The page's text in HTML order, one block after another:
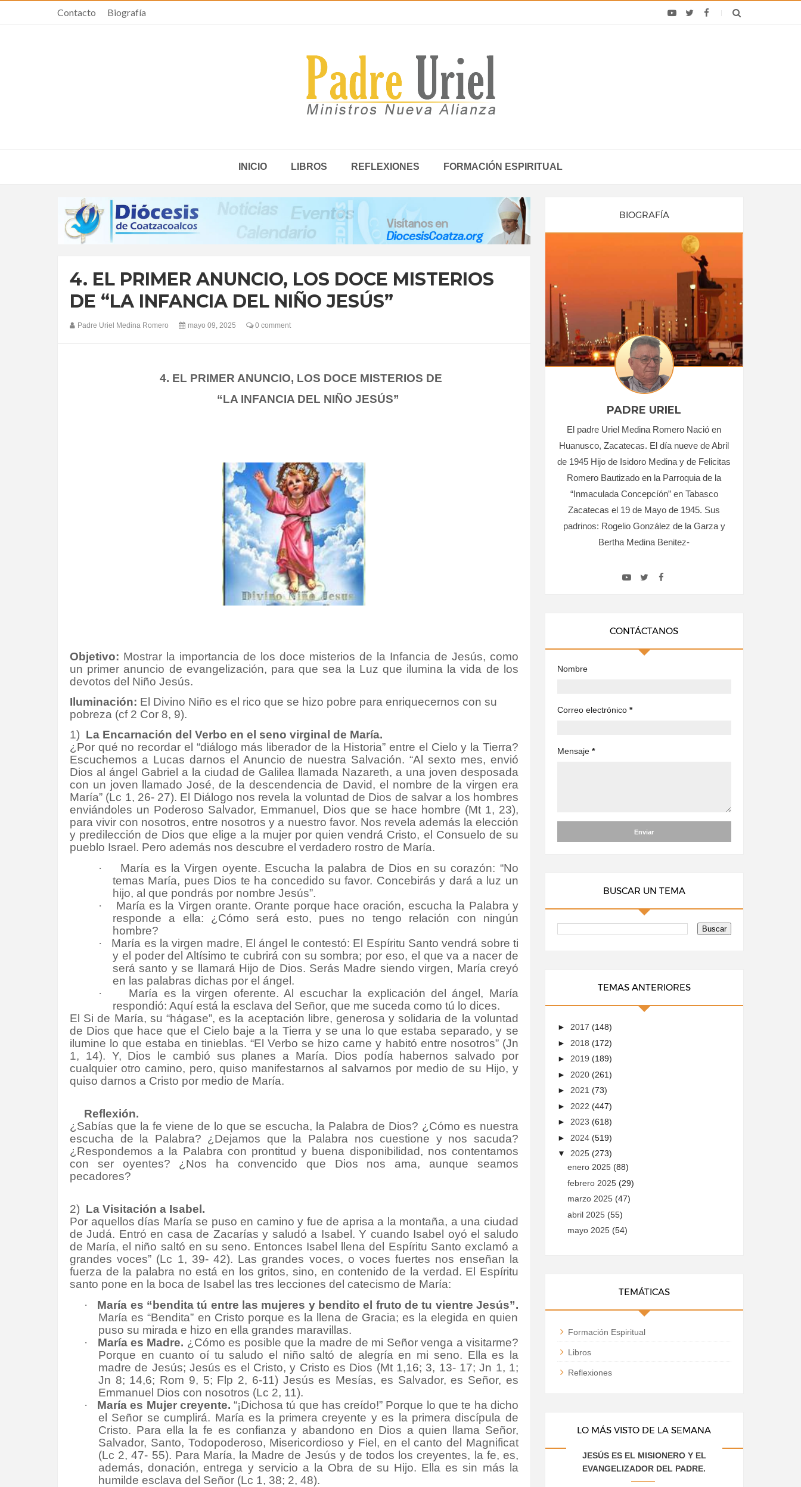
Contacto Biografía
INICIO LIBROS REFLEXIONES FORMACIÓN ESPIRITUAL
4. EL PRIMER ANUNCIO, LOS DOCE MISTERIOS
DE “LA INFANCIA DEL NIÑO JESÚS”
Padre Uriel Medina Romero mayo 09, 2025 0 comment
4. EL PRIMER ANUNCIO, LOS DOCE MISTERIOS DE
“LA INFANCIA DEL NIÑO JESÚS”
Objetivo: Mostrar la importancia de los doce misterios de la Infancia de Jesús, como
un primer anuncio de evangelización, para que sea la Luz que ilumina la vida de los
devotos del Niño Jesús.
Iluminación: El Divino Niño es el rico que se hizo pobre para enriquecernos con su
pobreza (cf 2 Cor 8, 9).
1) La Encarnación del Verbo en el seno virginal de María.
¿Por qué no recordar el “diálogo más liberador de la Historia” entre el Cielo y la Tierra?
Escuchemos a Lucas darnos el Anuncio de nuestra Salvación. “Al sexto mes, envió
Dios al ángel Gabriel a la ciudad de Galilea llamada Nazareth, a una joven desposada
con un joven llamado José, de la descendencia de David, el nombre de la virgen era
María” (Lc 1, 26- 27). El Diálogo nos revela la voluntad de Dios de salvar a los hombres
enviándoles un Poderoso Salvador, Emmanuel, Dios que se hace hombre (Mt 1, 23),
para vivir con nosotros, entre nosotros y a nuestro favor. Nos revela además la elección
y predilección de Dios que elige a la mujer por quien vendrá Cristo, el Consuelo de su
pueblo Israel. Pero además nos descubre el verdadero rostro de María.
·
María es la Virgen oyente. Escucha la palabra de Dios en su corazón: “No
temas María, pues Dios te ha concedido su favor. Concebirás y dará a luz un
hijo, al que pondrás por nombre Jesús”.
·
María es la Virgen orante. Orante porque hace oración, escucha la Palabra y
responde a ella: ¿Cómo será esto, pues no tengo relación con ningún
hombre?
·
María es la virgen madre, El ángel le contestó: El Espíritu Santo vendrá sobre ti
y el poder del Altísimo te cubrirá con su sombra; por eso, el que va a nacer de
será santo y se llamará Hijo de Dios. Serás Madre siendo virgen, María creyó
en las palabras dichas por el ángel.
·
María es la virgen oferente. Al escuchar la explicación del ángel, María
respondió: Aquí está la esclava del Señor, que me suceda como tú lo dices.
El Si de María, su “hágase”, es la aceptación libre, generosa y solidaria de la voluntad
de Dios que hace que el Cielo baje a la Tierra y se una lo que estaba separado, y se
ilumine lo que estaba en tinieblas. “El Verbo se hizo carne y habitó entre nosotros” (Jn
1, 14). Y, Dios le cambió sus planes a María. Dios podía habernos salvado por
cualquier otro camino, pero, quiso manifestarnos al salvarnos por medio de su Hijo, y
quiso darnos a Cristo por medio de María.
Reflexión.
¿Sabías que la fe viene de lo que se escucha, la Palabra de Dios? ¿Cómo es nuestra
escucha de la Palabra? ¿Dejamos que la Palabra nos cuestione y nos sacuda?
¿Respondemos a la Palabra con prontitud y buena disponibilidad, nos contentamos
con ser oyentes? ¿Nos ha convencido que Dios nos ama, aunque seamos
pecadores?
2) La Visitación a Isabel.
Por aquellos días María se puso en camino y fue de aprisa a la montaña, a una ciudad
de Judá. Entró en casa de Zacarías y saludó a Isabel. Y cuando Isabel oyó el saludo
de María, el niño saltó en su seno. Entonces Isabel llena del Espíritu Santo exclamó a
grandes voces” (Lc 1, 39- 42). Las grandes voces, o voces fuertes nos enseñan la
fuerza de la palabra no está en los gritos, sino, en contenido de la verdad. El Espíritu
santo pone en la boca de Isabel las tres lecciones del catecismo de María:
·
María es “bendita tú entre las mujeres y bendito el fruto de tu vientre Jesús”.
María es “Bendita” en Cristo porque es la llena de Gracia; es la elegida en quien
puso su mirada e hizo en ella grandes maravillas.
·
María es Madre. ¿Cómo es posible que la madre de mi Señor venga a visitarme?
Porque en cuanto oí tu saludo el niño saltó de alegría en mi seno. Ella es la
madre de Jesús; Jesús es el Cristo, y Cristo es Dios (Mt 1,16; 3, 13- 17; Jn 1, 1;
Jn 8; 14,6; Rom 9, 5; Flp 2, 6-11) Jesús es Mesías, es Salvador, es Señor, es
Emmanuel Dios con nosotros (Lc 2, 11).
·
María es Mujer creyente. “¡Dichosa tú que has creído!” Porque lo que te ha dicho
el Señor se cumplirá. María es la primera creyente y es la primera discípula de
Cristo. Para ella la fe es confianza y abandono en Dios a quien llama Señor,
Salvador, Santo, Todopoderoso, Misericordioso y Fiel, en el canto del Magnificat
(Lc 2, 47- 55). Para María, la Madre de Jesús y de todos los creyentes, la fe, es,
además, donación, entrega y servicio a la Obra de su Hijo. Ella es sin más la
humilde esclava del Señor (Lc 1, 38; 2, 48).
BIOGRAFÍA
PADRE URIEL
El padre Uriel Medina Romero Nació en
Huanusco, Zacatecas. El día nueve de Abril
de 1945 Hijo de Isidoro Medina y de Felicitas
Romero Bautizado en la Parroquia de la
“Inmaculada Concepcíón” en Tabasco
Zacatecas el 19 de Mayo de 1945. Sus
padrinos: Rogelio González de la Garza y
Bertha Medina Benitez-
CONTÁCTANOS
Nombre
Correo electrónico *
Mensaje *
BUSCAR UN TEMA
TEMAS ANTERIORES
► 2017 (148)
► 2018 (172)
► 2019 (189)
► 2020 (261)
► 2021 (73)
► 2022 (447)
► 2023 (618)
► 2024 (519)
▼ 2025 (273)
enero 2025 (88)
febrero 2025 (29)
marzo 2025 (47)
abril 2025 (55)
mayo 2025 (54)
TEMÁTICAS
Formación Espiritual
Libros
Reflexiones
LO MÁS VISTO DE LA SEMANA
JESÚS ES EL MISIONERO Y EL
EVANGELIZADOR DEL PADRE.